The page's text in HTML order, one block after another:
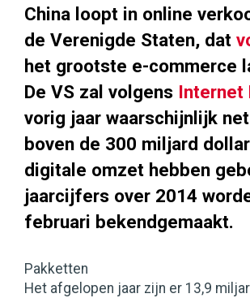
China loopt in online
de Verenigde Staten, dat
het grootste e-commerce
De VS zal volgens Internet
vorig jaar waarschijnlijk
boven de 300 miljard
digitale omzet hebben
jaarcijfers over 2014
februari bekendgemaakt.
Pakketten
Het afgelopen jaar zijn er 13,9